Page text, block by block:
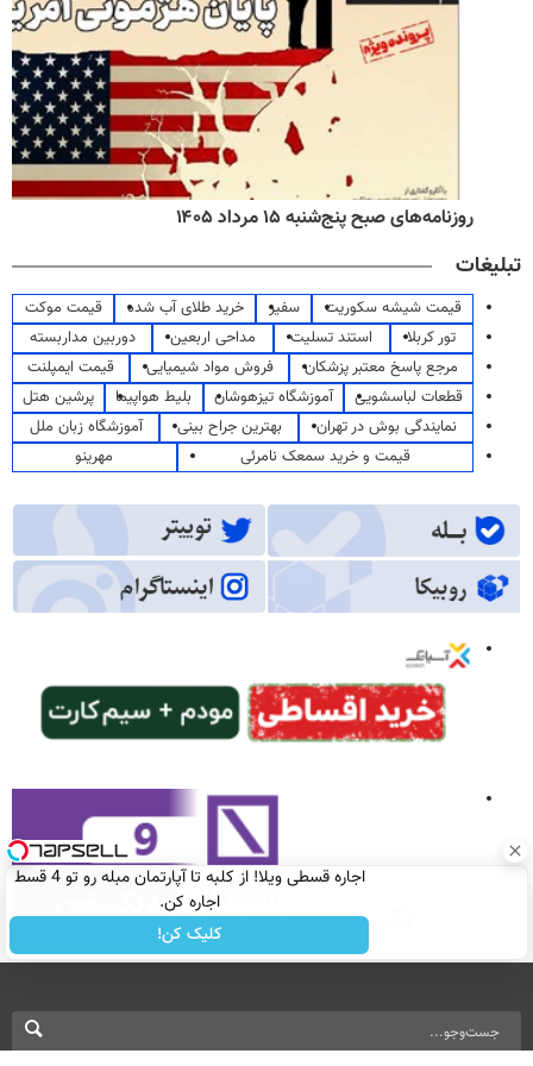
روزنامه‌های صبح پنج‌شنبه ۱۵ مرداد ۱۴۰۵
تبلیغات
قیمت شیشه سکوریت سفیر خرید طلای آب شده
قیمت موکت
تور کربلا
استند تسلیت مداحی اربعین
دوربین مداربسته
مرجع پاسخ معتبر پزشکان
فروش مواد شیمیایی
قیمت ایمپلنت
قطعات لباسشویی
آموزشگاه تیزهوشان بلیط هواپیما
پرشین هتل
نمایندگی بوش در تهران
بهترین جراح بینی
آموزشگاه زبان ملل
قیمت و خرید سمعک نامرئی
مهرینو
اجاره‌ قسطی ویلا! از کلبه تا آپارتمان مبله رو تو 4 قسط
اجاره کن.
کلیک کن!